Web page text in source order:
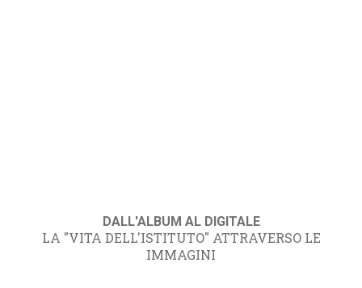
DALL'ALBUM AL DIGITALE
LA "VITA DELL'ISTITUTO" ATTRAVERSO LE
IMMAGINI